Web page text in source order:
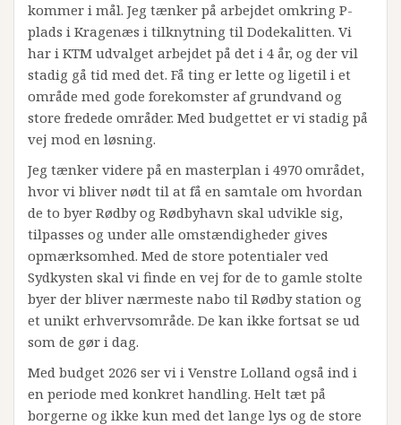
kommer i mål. Jeg tænker på arbejdet omkring P-
plads i Kragenæs i tilknytning til Dodekalitten. Vi
har i KTM udvalget arbejdet på det i 4 år, og der vil
stadig gå tid med det. Få ting er lette og ligetil i et
område med gode forekomster af grundvand og
store fredede områder. Med budgettet er vi stadig på
vej mod en løsning.
Jeg tænker videre på en masterplan i 4970 området,
hvor vi bliver nødt til at få en samtale om hvordan
de to byer Rødby og Rødbyhavn skal udvikle sig,
tilpasses og under alle omstændigheder gives
opmærksomhed. Med de store potentialer ved
Sydkysten skal vi finde en vej for de to gamle stolte
byer der bliver nærmeste nabo til Rødby station og
et unikt erhvervsområde. De kan ikke fortsat se ud
som de gør i dag.
Med budget 2026 ser vi i Venstre Lolland også ind i
en periode med konkret handling. Helt tæt på
borgerne og ikke kun med det lange lys og de store